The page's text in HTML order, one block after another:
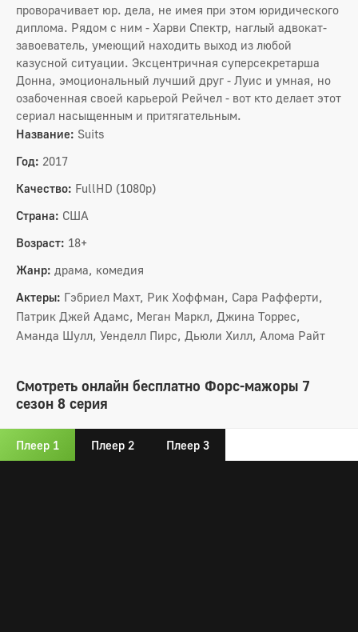
проворачивает юр. дела, не имея при этом юридического
диплома. Рядом с ним - Харви Спектр, наглый адвокат-
завоеватель, умеющий находить выход из любой
казусной ситуации. Эксцентричная суперсекретарша
Донна, эмоциональный лучший друг - Луис и умная, но
озабоченная своей карьерой Рейчел - вот кто делает этот
сериал насыщенным и притягательным.
Название: Suits
Год: 2017
Качество: FullHD (1080p)
Страна: США
Возраст: 18+
Жанр: драма, комедия
Актеры: Гэбриел Махт, Рик Хоффман, Сара Рафферти,
Патрик Джей Адамс, Меган Маркл, Джина Торрес,
Аманда Шулл, Уенделл Пирс, Дьюли Хилл, Алома Райт
Смотреть онлайн бесплатно Форс-мажоры 7
сезон 8 серия
Плеер 1 Плеер 2 Плеер 3